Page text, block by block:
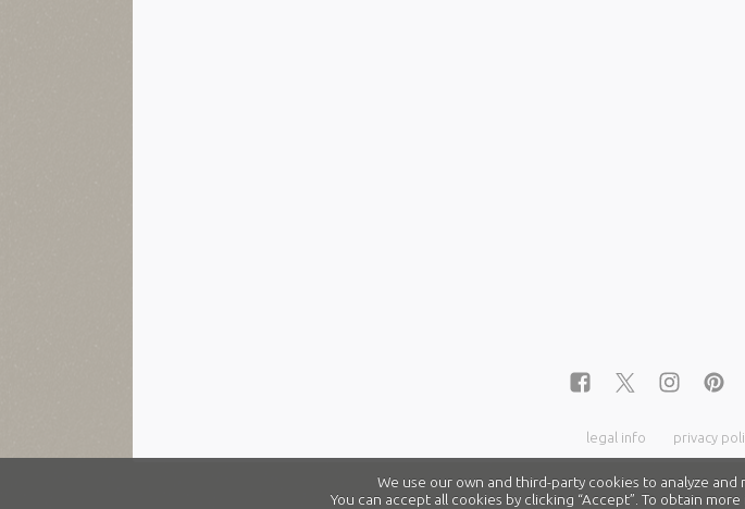
legal info privacy
We use our own and third-party cookies to analyze
You can accept all cookies by clicking “Accept”. To obtain